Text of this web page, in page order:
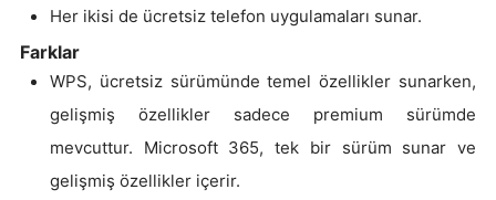
Her ikisi de ücretsiz telefon uygulamaları sunar.
Farklar
WPS, ücretsiz sürümünde temel özellikler sunarken,
gelişmiş özellikler sadece premium sürümde
mevcuttur. Microsoft 365, tek bir sürüm sunar ve
gelişmiş özellikler içerir.